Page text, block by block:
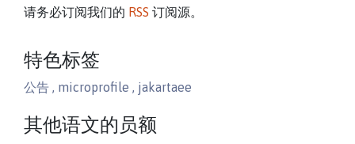
请务必订阅我们的 RSS 订阅源。
特色标签
公告 , microprofile , jakartaee
其他语文的员额